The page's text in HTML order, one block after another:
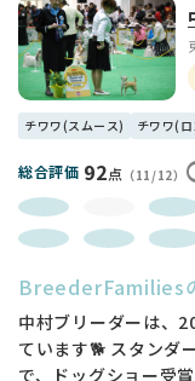
チワワ(スムース) チワワ(
総合評価 92点 （11/12）
BreederFamilies
中村ブリーダーは、
ています🐕 スタンダ
で、ドッグショー受